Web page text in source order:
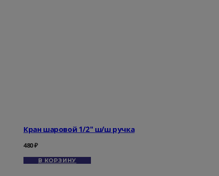
Кран шаровой 1/2" ш/ш ручка
480₽
В КОРЗИНУ